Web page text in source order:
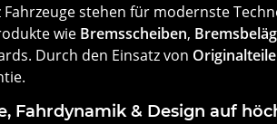
Fahrzeuge stehen für modernste
wie Bremsscheiben,
Durch den Einsatz von
Fahrdynamik & Design auf